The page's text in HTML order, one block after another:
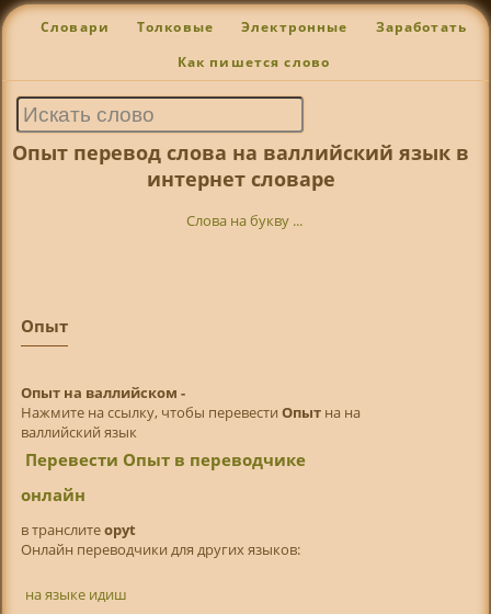
Словари Толковые Электронные Заработать
Как пишется слово
Опыт перевод слова на валлийский язык в
интернет словаре
Слова на букву ...
Опыт
Опыт на валлийском -
Нажмите на ссылку, чтобы перевести Опытна на
валлийский язык
Перевести Опыт в переводчике
онлайн
в транслитeopyt
Онлайн переводчики для других языков:
на языке идиш